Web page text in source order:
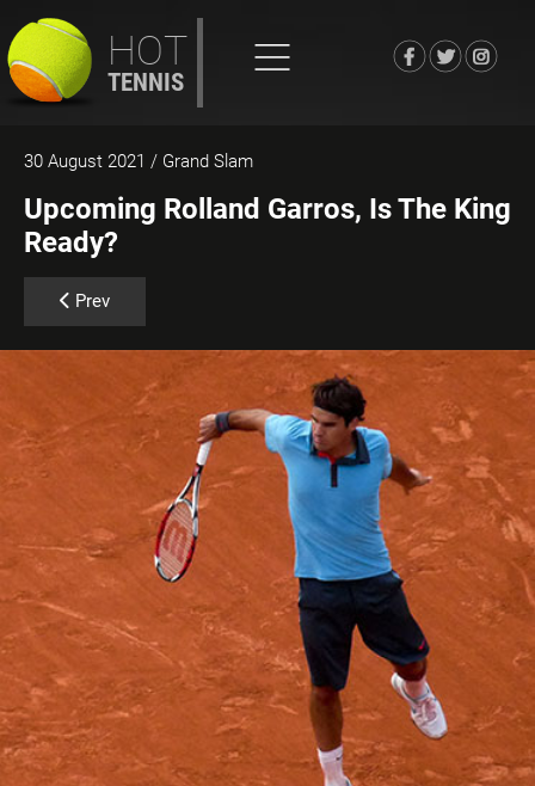
HOT
TENNIS
30 August 2021 / Grand Slam
Upcoming Rolland Garros, Is The King
Ready?
Previous article: US Open Starts Today
Prev